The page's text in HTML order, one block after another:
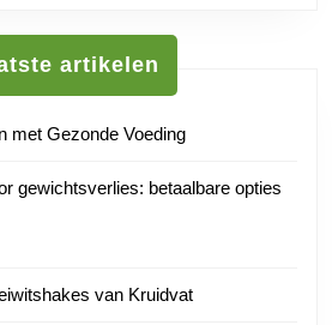
artikelen
met Gezonde Voeding
gewichtsverlies: betaalbare opties
van Kruidvat